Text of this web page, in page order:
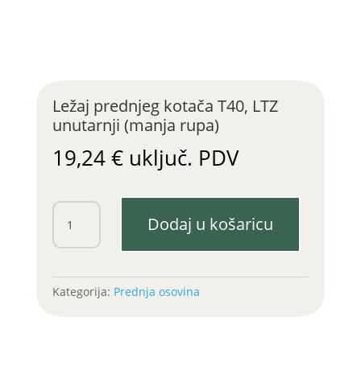
Ležaj prednjeg kotača T40, LTZ
unutarnji (manja rupa)
19,24€ uključ. PDV
Ležaj
prednjeg
kotača
unutarnji
Dodaj u košaricu
Kategorija: Prednja osovina